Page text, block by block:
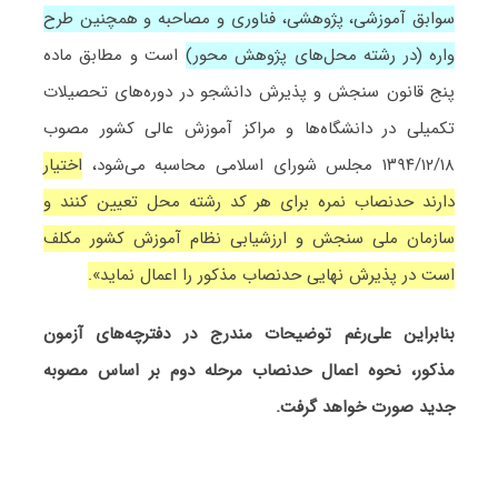
سوابق آموزشی، پژوهشی، فناوری و مصاحبه و همچنین طرح
واره (در رشته محل‌های پژوهش محور) است و مطابق ماده
پنج قانون سنجش و پذیرش دانشجو در دوره‌های تحصیلات
تکمیلی در دانشگاه‌ها و مراکز آموزش عالی کشور مصوب
۱۳۹۴/۱۲/۱۸ مجلس شورای اسلامی محاسبه می‌شود،
اختیار
دارند حدنصاب نمره برای هر کد رشته محل تعیین کنند و
سازمان ملی سنجش و ارزشیابی نظام آموزش کشور مکلف
است در پذیرش نهایی حدنصاب مذکور را اعمال نماید».
بنابراین علی‌رغم توضیحات مندرج در دفترچه‌های آزمون
مذکور، نحوه اعمال حدنصاب مرحله دوم بر اساس مصوبه
جدید صورت خواهد گرفت.